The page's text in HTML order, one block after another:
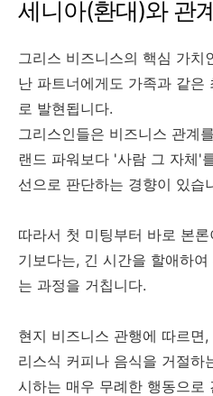
세니아(환대)와 관
그리스 비즈니스의 핵심 가
난 파트너에게도 가족과 같은
로 발현됩니다.
그리스인들은 비즈니스 관계
랜드 파워보다 '사람 그 자체'
선으로 판단하는 경향이 있습
따라서 첫 미팅부터 바로 본
기보다는, 긴 시간을 할애하
는 과정을 거칩니다.
현지 비즈니스 관행에 따르면
리스식 커피나 음식을 거절하
시하는 매우 무례한 행동으로